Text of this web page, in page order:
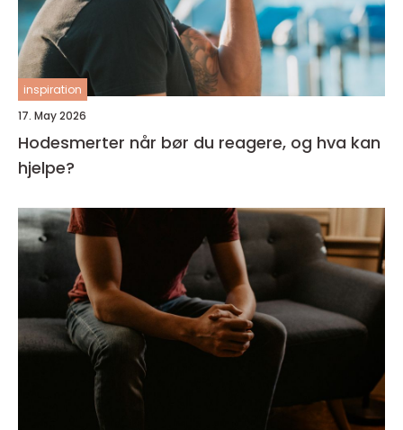
inspiration
17. May 2026
Hodesmerter når bør du reagere, og hva kan
hjelpe?